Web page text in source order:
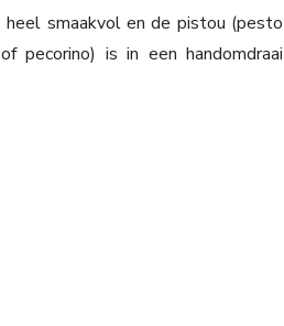
smaakvol en de pistou (pesto
pecorino) is in een handomdraai